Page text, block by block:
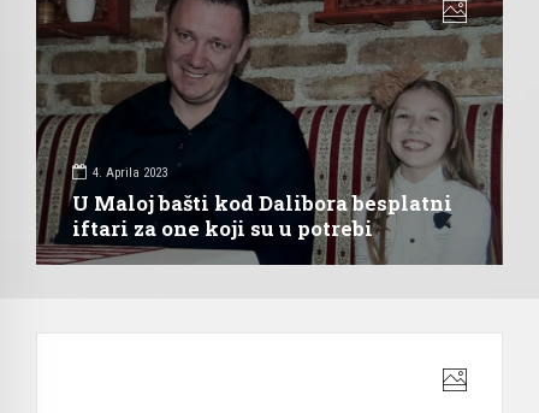
4. Aprila 2023
U Maloj bašti kod Dalibora besplatni
iftari za one koji su u potrebi